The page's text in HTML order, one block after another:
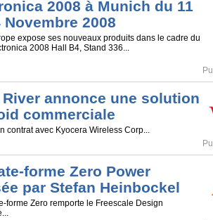
2008 à Munich du 11
Novembre 2008
expose ses nouveaux produits dans le cadre du
2008 Hall B4, Stand 336...
annonce une solution
commerciale
contrat avec Kyocera Wireless Corp...
forme Zero Power
par Stefan Heinbockel
forme Zero remporte le Freescale Design